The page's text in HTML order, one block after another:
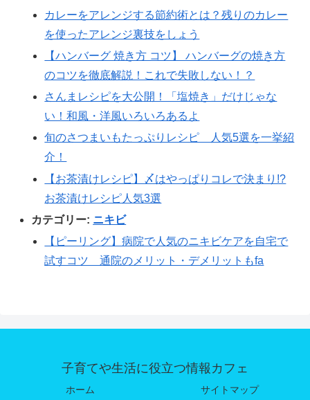
カレーをアレンジする節約術とは？残りのカレー
を使ったアレンジ裏技をしょう
【ハンバーグ 焼き方 コツ】 ハンバーグの焼き方
のコツを徹底解説！これで失敗しない！？
さんまレシピを大公開！「塩焼き」だけじゃな
い！和風・洋風いろいろあるよ
旬のさつまいもたっぷりレシピ 人気5選を一挙紹
介！
【お茶漬けレシピ】〆はやっぱりコレで決まり!?
お茶漬けレシピ人気3選
カテゴリー: ニキビ
【ピーリング】病院で人気のニキビケアを自宅で
試すコツ 通院のメリット・デメリットもfa
子育てや生活に役立つ情報カフェ
ホーム サイトマップ